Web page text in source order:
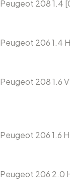
Peugeot 208 1.4
Peugeot 206 1.4
Peugeot 208 1.6
Peugeot 206 1.6
Peugeot 206 2.0